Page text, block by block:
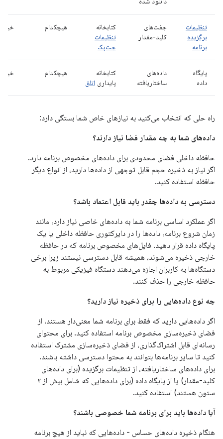
تنظیمات
برگزیده
برنامه
جفت‌های
کلید-مقدار
کتابخانه
تنظیمات
جت‌پک
هیچکدام خیر
پایگاه
داده
داده‌های
ساختاریافته
کتابخانه
پایداری اتاق
هیچکدام خیر
راه حلی که انتخاب می‌کنید به نیازهای خاص شما بستگی دارد:
داده‌های شما به چه مقدار فضا نیاز دارند؟
حافظه داخلی فضای محدودی برای داده‌های مخصوص برنامه دارد.
اگر نیاز به ذخیره حجم قابل توجهی از داده‌ها دارید، از انواع دیگر
حافظه استفاده کنید.
دسترسی به داده‌ها چقدر باید قابل اعتماد باشد؟
اگر عملکرد اساسی برنامه شما به داده‌های خاصی نیاز دارد، مانند
زمان شروع برنامه، داده‌ها را در دایرکتوری حافظه داخلی یا یک
پایگاه داده قرار دهید. فایل‌های مخصوص برنامه که در حافظه
خارجی ذخیره می‌شوند، همیشه قابل دسترسی نیستند زیرا برخی
دستگاه‌ها به کاربران اجازه می‌دهند دستگاه فیزیکی مربوط به
حافظه خارجی را حذف کنند.
چه نوع داده‌هایی را برای ذخیره نیاز دارید؟
اگر داده‌هایی دارید که فقط برای برنامه شما معنی‌دار هستند، از
فضای ذخیره‌سازی مخصوص برنامه استفاده کنید. برای محتوای
رسانه‌ای قابل اشتراک‌گذاری، از فضای ذخیره‌سازی مشترک استفاده
کنید تا سایر برنامه‌ها بتوانند به محتوا دسترسی داشته باشند.
برای داده‌های ساختاریافته، از تنظیمات برگزیده (برای داده‌های
کلید-مقدار) یا از پایگاه داده (برای داده‌هایی که شامل بیش از ۲
ستون هستند) استفاده کنید.
آیا داده‌ها باید برای برنامه شما خصوصی باشند؟
هنگام ذخیره داده‌های حساس - داده‌هایی که نباید از هیچ برنامه